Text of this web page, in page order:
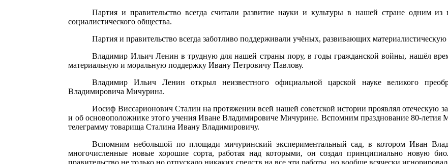
Партия и правительство всегда считали развитие науки и культуры в нашей стране одним
социалистического общества.
Партия и правительство всегда заботливо поддерживали учёных, развивающих
Владимир Ильич Ленин в трудную для нашей страны пору, в годы гражданской войны, нашёл
материальную и моральную поддержку Ивану Петровичу Павлову.
Владимир Ильич Ленин открыл неизвестного официальной царской науке великого
Владимировича Мичурина.
Иосиф Виссарионович Сталин на протяжении всей нашей советской истории проявлял отеческую
и об основоположнике этого учения Иване Владимировиче Мичурине. Вспомним празднование 80-летия
телеграмму товарища Сталина Ивану Владимировичу.
Вспомним небольшой по площади мичуринский экспериментальный сад, в котором Иван
многочисленные новые хорошие сорта, работая над которыми, он создал принципиально новую
правительство не только но отпускало никаких средств на все эти работы, но вообще всячески